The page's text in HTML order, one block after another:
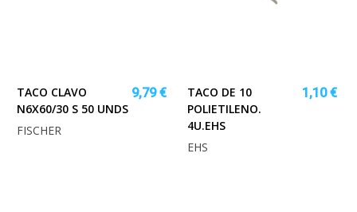
TACO CLAVO
N6X60/30 S 50 UNDS
9,79 €
FISCHER
TACO DE 10
POLIETILENO.
4U.EHS
1,10 €
EHS